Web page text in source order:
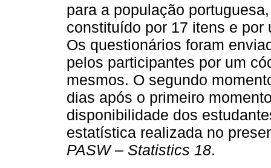
para a população
constituído por 17 itens e
Os questionários foram
pelos participantes por um
mesmos. O segundo
dias após o primeiro
disponibilidade dos
estatística realizada no
PASW – Statistics 18.